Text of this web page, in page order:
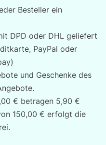
Besteller ein
DPD oder DHL geliefert
PayPal oder
und Geschenke des
€ betragen 5,90 €
150,00 € erfolgt die